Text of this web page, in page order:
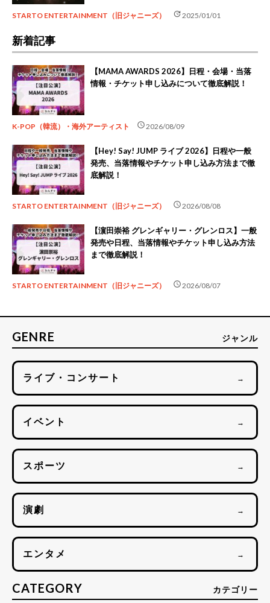
STARTO ENTERTAINMENT（旧ジャニーズ） update2025/01/01
新着記事
【MAMA AWARDS 2026】日程・会場・当落
情報・チケット申し込みについて徹底解説！
K-POP（韓流）・海外アーティスト schedule2026/08/09
【Hey! Say! JUMP ライブ 2026】日程や一般
発売、当落情報やチケット申し込み方法まで徹
底解説！
STARTO ENTERTAINMENT（旧ジャニーズ） schedule2026/08/08
【濵田崇裕 グレンギャリー・グレンロス】一般
発売や日程、当落情報やチケット申し込み方法
まで徹底解説！
STARTO ENTERTAINMENT（旧ジャニーズ） schedule2026/08/07
GENRE ジャンル
ライブ・コンサート →
イベント →
スポーツ →
演劇 →
エンタメ →
CATEGORY カテゴリー